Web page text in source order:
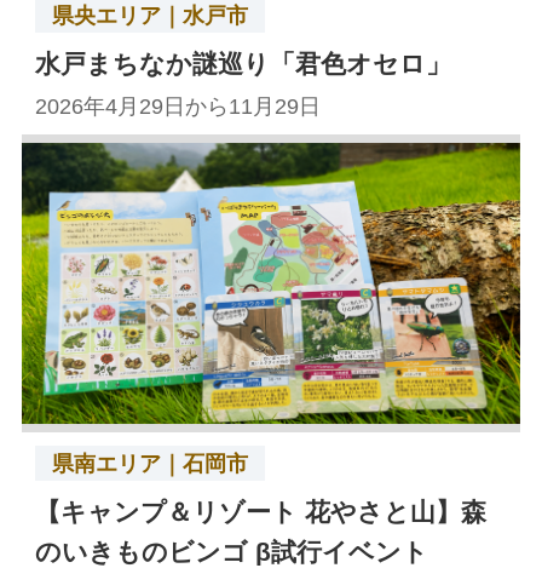
県央エリア｜水戸市
水戸まちなか謎巡り「君色オセロ」
2026年4月29日から11月29日
県南エリア｜石岡市
【キャンプ＆リゾート 花やさと山】森
のいきものビンゴ β試行イベント